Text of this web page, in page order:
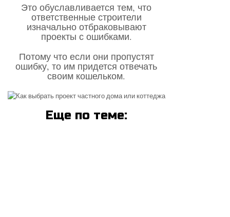
Это обуславливается тем, что
ответственные строители
изначально отбраковывают
проекты с ошибками.
Потому что если они пропустят
ошибку, то им придется отвечать
своим кошельком.
Еще по теме: